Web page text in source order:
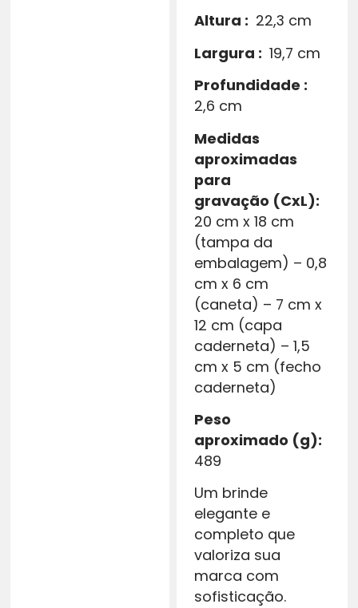
Altura : 22,3 cm
Largura : 19,7 cm
Profundidade :
2,6 cm
Medidas
aproximadas
para
gravação (CxL):
20 cm x 18 cm
(tampa da
embalagem) – 0,8
cm x 6 cm
(caneta) – 7 cm x
12 cm (capa
caderneta) – 1,5
cm x 5 cm (fecho
caderneta)
Peso
aproximado (g):
489
Um brinde
elegante e
completo que
valoriza sua
marca com
sofisticação.